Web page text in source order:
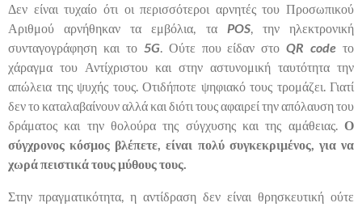
Δεν είναι τυχαίο ότι οι περισσότεροι αρνητές του Προσωπικού
Αριθμού αρνήθηκαν τα εμβόλια, τα POS, την ηλεκτρονική
συνταγογράφηση και το 5G. Ούτε που είδαν στοQR code το
χάραγμα του Αντίχριστου και στην αστυνομική ταυτότητα την
απώλεια της ψυχής τους. Οτιδήποτε ψηφιακό τους τρομάζει. Γιατί
δεν το καταλαβαίνουν αλλά και διότι τους αφαιρεί την απόλαυση του
δράματος και την θολούρα της σύγχυσης και της αμάθειας. Ο
σύγχρονος κόσμος βλέπετε, είναι πολύ συγκεκριμένος, για να
χωρά πειστικά τους μύθους τους.
Στην πραγματικότητα, η αντίδραση δεν είναι θρησκευτική ούτε